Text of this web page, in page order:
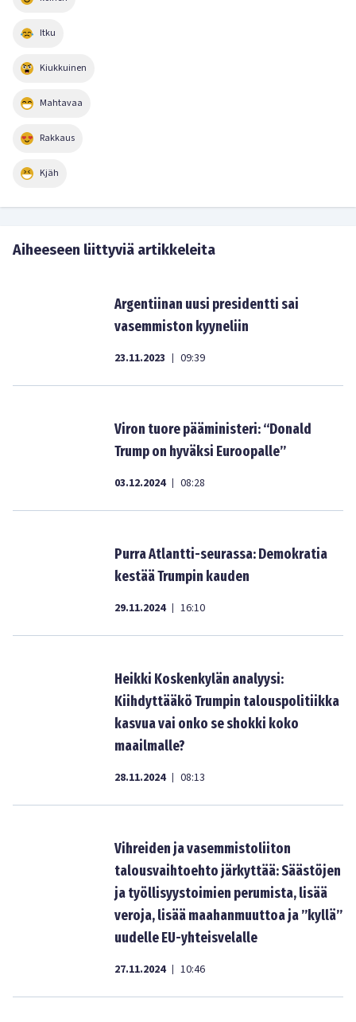
Itku
Kiukkuinen
Mahtavaa
Rakkaus
Kjäh
Aiheeseen liittyviä artikkeleita
Argentiinan uusi presidentti sai
vasemmiston kyyneliin
23.11.2023 | 09:39
Viron tuore pääministeri: “Donald
Trump on hyväksi Euroopalle”
03.12.2024 | 08:28
Purra Atlantti-seurassa: Demokratia
kestää Trumpin kauden
29.11.2024 | 16:10
Heikki Koskenkylän analyysi:
Kiihdyttääkö Trumpin talouspolitiikka
kasvua vai onko se shokki koko
maailmalle?
28.11.2024 | 08:13
Vihreiden ja vasemmistoliiton
talousvaihtoehto järkyttää: Säästöjen
ja työllisyystoimien perumista, lisää
veroja, lisää maahanmuuttoa ja ”kyllä”
uudelle EU-yhteisvelalle
27.11.2024 | 10:46